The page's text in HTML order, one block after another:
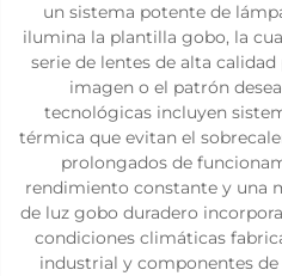
un sistema potente de
ilumina la plantilla gobo, la
serie de lentes de alta
imagen o el patrón
tecnológicas incluyen
térmica que evitan el
prolongados de
rendimiento constante y una
de luz gobo duradero
condiciones climáticas
industrial y componentes